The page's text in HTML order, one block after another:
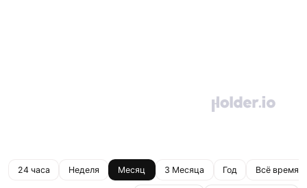
24 часа Неделя Месяц 3 Месяца Год Всё время